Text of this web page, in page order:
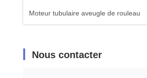
Moteur tubulaire aveugle de rouleau
Nous contacter